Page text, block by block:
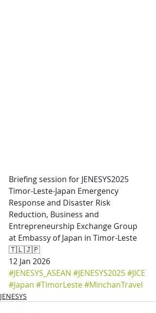
Briefing session for JENESYS2025
Timor-Leste-Japan Emergency
Response and Disaster Risk
Reduction, Business and
Entrepreneurship Exchange Group
at Embassy of Japan in Timor-Leste
🇹🇱🇯🇵
12 Jan 2026
#JENESYS_ASEAN #JENESYS2025#JICE
#Japan #TimorLeste#MinchanTravel
JENESYS